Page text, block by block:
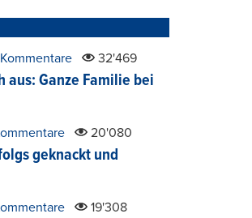
32'469
aus: Ganze Familie bei
20'080
geknackt und
19'308